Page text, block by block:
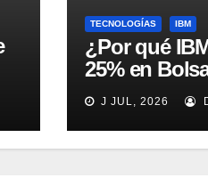
TECNOLOGÍAS IBM
¿Por qué
25% en
J JUL, 2026